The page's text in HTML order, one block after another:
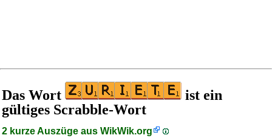
Das Wort
ist ein
gültiges Scrabble-Wort
2 kurze Auszüge aus WikWik.org